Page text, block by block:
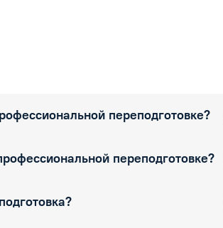
переподготовке?
переподготовке?